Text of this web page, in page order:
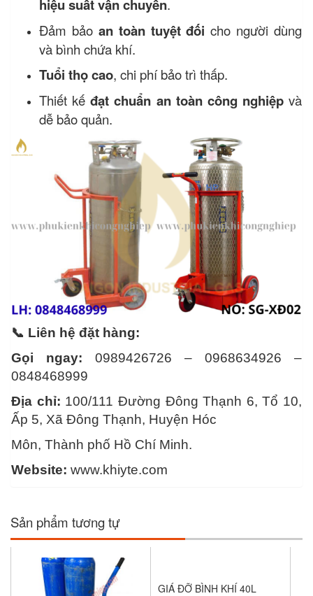
hiệu suất vận chuyển.
Đảm bảo an toàn tuyệt đối cho người dùng
và bình chứa khí.
Tuổi thọ cao, chi phí bảo trì thấp.
Thiết kếđạt chuẩn an toàn công nghiệpvà
dễ bảo quản.
📞 Liên hệ đặt hàng:
Gọi ngay: 0989426726 – 0968634926 –
0848468999
Địa chỉ: 100/111 Đường Đông Thạnh 6, Tổ 10,
Ấp 5, Xã Đông Thạnh, Huyện Hóc
Môn, Thành phố Hồ Chí Minh.
Website: www.khiyte.com
Sản phẩm tương tự
GIÁ ĐỠ BÌNH KHÍ 40L